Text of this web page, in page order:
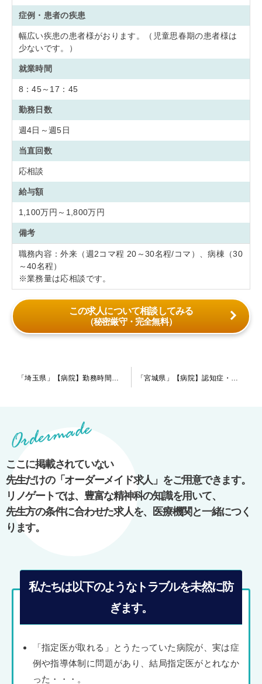
症例・患者の疾患
幅広い疾患の患者様がおります。（児童思春期の患者様は
少ないです。）
就業時間
8：45～17：45
勤務日数
週4日～週5日
当直回数
応相談
給与額
1,100万円～1,800万円
備考
職務内容：外来（週2コマ程 20～30名程/コマ）、病棟（30
～40名程）
※業務量は応相談です。
この求人について相談してみる
（秘密厳守・完全無料）
ゲ
シ
ョ
ン
「埼玉県」【病院】勤務時間が早めに設定されておりますので、プライベートの時間もしっかり作れる環境です。現在は指定医の先生を募集しております。 「宮城県」【病院】認知症・統合失調症がメインの慢性期病院です。小規模病床でじっくりと患者様を診ていきたいとお考えの先生にお勧めです。労働条件については、まずご相談ください。
ここに掲載されていない
先生だけの「オーダーメイド求人」をご用意できます。
リノゲートでは、豊富な精神科の知識を用いて、
先生方の条件に合わせた求人を、医療機関と一緒につく
ります。
私たちは以下のようなトラブルを未然に防
ぎます。
「指定医が取れる」とうたっていた病院が、実は症
例や指導体制に問題があり、結局指定医がとれなか
った・・・。